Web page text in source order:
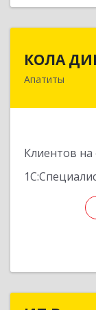
КОЛА
Апатиты
Клиентов